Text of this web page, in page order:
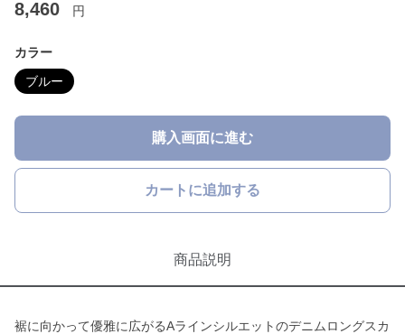
8,460 円
カラー
ブルー
購入画面に進む
カートに追加する
商品説明
裾に向かって優雅に広がるAラインシルエットのデニムロングスカ